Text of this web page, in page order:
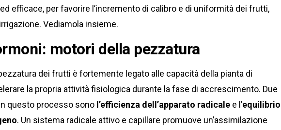
efficace, per favorire l’incremento di calibro e di uniformità dei frutti,
Vediamola insieme.
motori della pezzatura
dei frutti è fortemente legato alle capacità della pianta di
la propria attività fisiologica durante la fase di accrescimento. Due
questo processo sono l’efficienza dell’apparato radicale e l’equilibrio
. Un sistema radicale attivo e capillare promuove un’assimilazione